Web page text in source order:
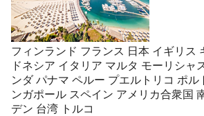
フィンランド フランス 日本 イギリス
ドネシア イタリア マルタ モーリシャ
ンダ パナマ ペルー プエルトリコ ポル
ンガポール スペイン アメリカ合衆国
デン 台湾 トルコ